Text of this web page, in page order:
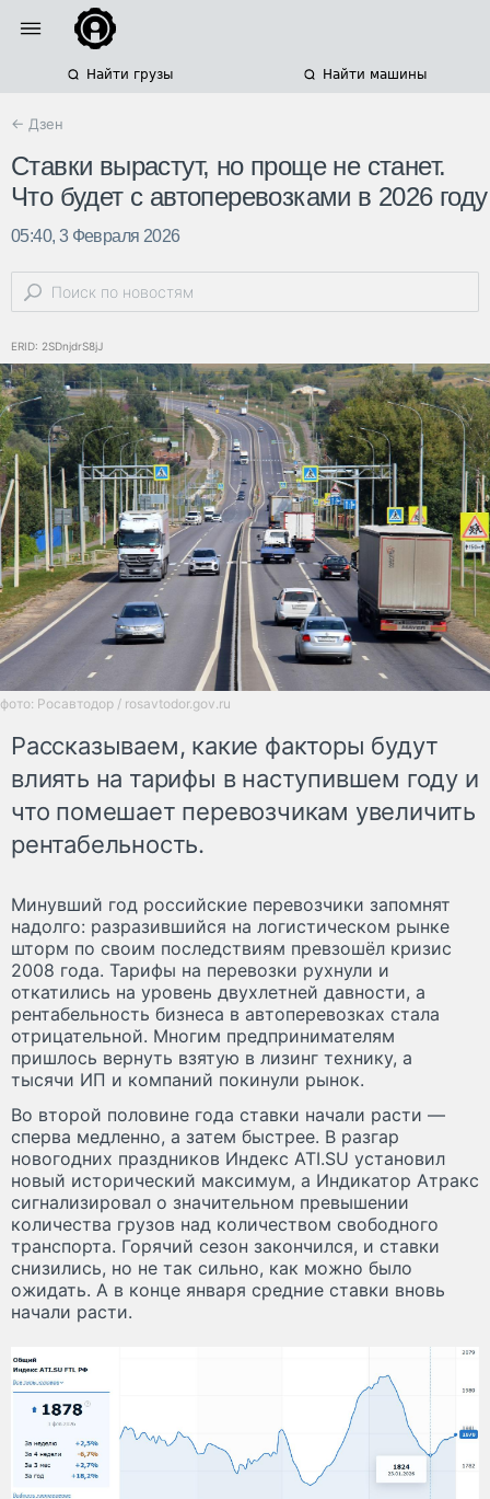
Найти грузы Найти машины
← Дзен
Ставки вырастут, но проще не станет.
Что будет с автоперевозками в 2026 году
05:40, 3 Февраля 2026
ERID: 2SDnjdrS8jJ
фото: Росавтодор / rosavtodor.gov.ru
Рассказываем, какие факторы будут
влиять на тарифы в наступившем году и
что помешает перевозчикам увеличить
рентабельность.
Минувший год российские перевозчики запомнят
надолго: разразившийся на логистическом рынке
шторм по своим последствиям превзошёл кризис
2008 года. Тарифы на перевозки рухнули и
откатились на уровень двухлетней давности, а
рентабельность бизнеса в автоперевозках стала
отрицательной. Многим предпринимателям
пришлось вернуть взятую в лизинг технику, а
тысячи ИП и компаний покинули рынок.
Во второй половине года ставки начали расти —
сперва медленно, а затем быстрее. В разгар
новогодних праздников Индекс ATI.SU установил
новый исторический максимум, а Индикатор Атракс
сигнализировал о значительном превышении
количества грузов над количеством свободного
транспорта. Горячий сезон закончился, и ставки
снизились, но не так сильно, как можно было
ожидать. А в конце января средние ставки вновь
начали расти.